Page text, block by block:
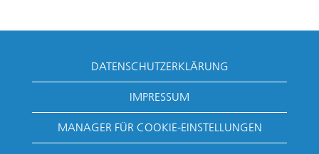
DATENSCHUTZERKLÄRUNG
IMPRESSUM
MANAGER FÜR COOKIE-EINSTELLUNGEN